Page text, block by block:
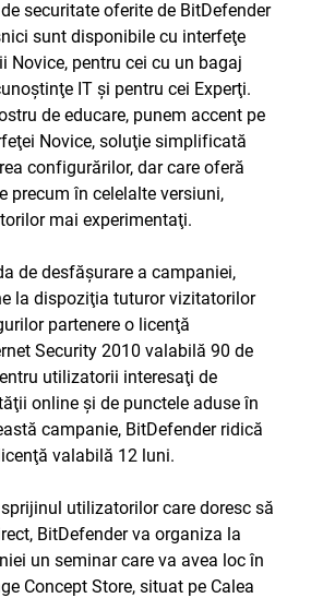
securitate oferite de BitDefender
sunt disponibile cu interfeţe
Novice, pentru cei cu un bagaj
IT şi pentru cei Experţi.
de educare, punem accent pe
Novice, soluţie simplificată
configurărilor, dar care oferă
precum în celelalte versiuni,
mai experimentaţi.
de desfăşurare a campaniei,
la dispoziţia tuturor vizitatorilor
partenere o licenţă
Security 2010 valabilă 90 de
utilizatorii interesaţi de
online şi de punctele aduse în
campanie, BitDefender ridică
valabilă 12 luni.
utilizatorilor care doresc să
BitDefender va organiza la
un seminar care va avea loc în
Concept Store, situat pe Calea